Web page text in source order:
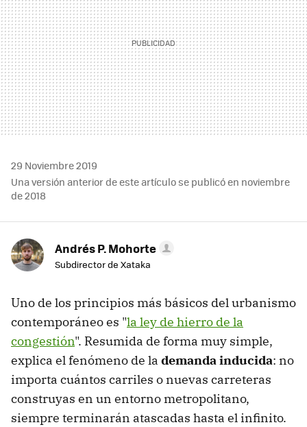
29 Noviembre 2019
Una versión anterior de este artículo se publicó en noviembre
de 2018
Andrés P. Mohorte
Subdirector de Xataka
Uno de los principios más básicos del urbanismo
contemporáneo es "la ley de hierro de la
congestión". Resumida de forma muy simple,
explica el fenómeno de la demanda inducida: no
importa cuántos carriles o nuevas carreteras
construyas en un entorno metropolitano,
siempre terminarán atascadas hasta el infinito.